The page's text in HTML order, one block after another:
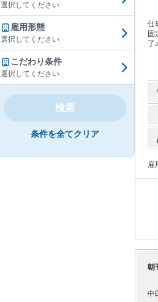
選択してください
雇用形態
選択してください
こだわり条件
選択してください
検索
条件を全てクリア
仕
固
了♪ ＼今、活躍中のスタッフ9割が未経験スタート！／ 初めてでも安心◎サポート
い。 未経験OK！ Wワーク・主婦（夫）・
雇
朝
中